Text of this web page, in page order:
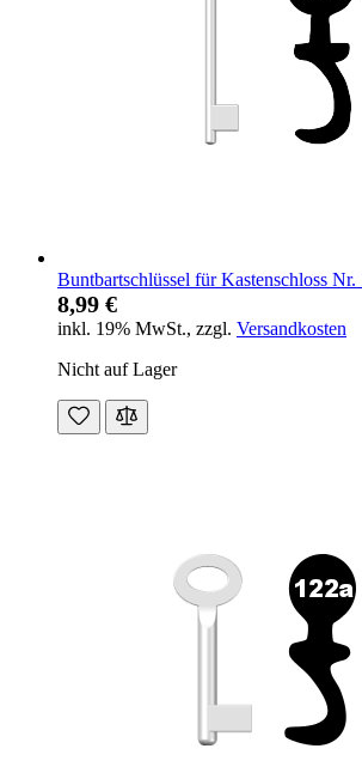
Buntbartschlüssel für Kastenschloss Nr.
8,99 €
inkl. 19% MwSt., zzgl. Versandkosten
Nicht auf Lager